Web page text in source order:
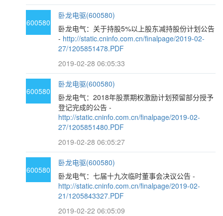
600580
卧龙电驱(600580)
卧龙电气：关于持股5%以上股东减持股份计划公告
- http://static.cninfo.com.cn/finalpage/2019-02-
27/1205851478.PDF
2019-02-28 06:05:33
600580
卧龙电驱(600580)
卧龙电气：2018年股票期权激励计划预留部分授予
登记完成的公告 -
http://static.cninfo.com.cn/finalpage/2019-02-
27/1205851480.PDF
2019-02-28 06:05:27
600580
卧龙电驱(600580)
卧龙电气：七届十九次临时董事会决议公告 -
http://static.cninfo.com.cn/finalpage/2019-02-
21/1205843327.PDF
2019-02-22 06:05:09